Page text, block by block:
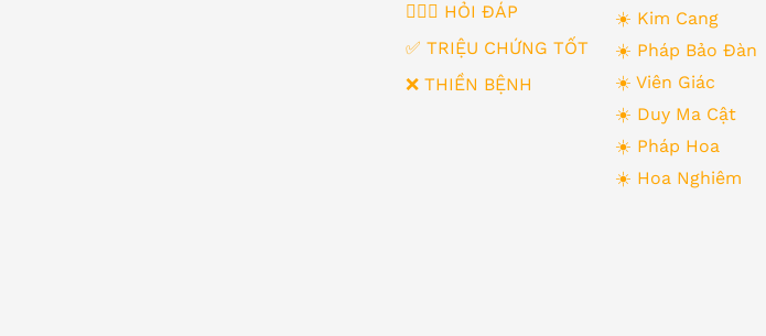
🙋🏻‍♂️ HỎI ĐÁP
✅ TRIỆU CHỨNG TỐT
❌ THIỀN BỆNH
☀️ Kim Cang
☀️ Pháp Bảo Đàn
☀️ Viên Giác
☀️ Duy Ma Cật
☀️ Pháp Hoa
☀️ Hoa Nghiêm